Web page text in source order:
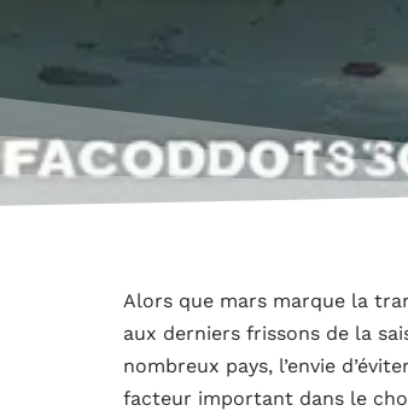
Alors que mars marque la
aux derniers frissons de la
nombreux pays, l’envie
facteur important dans le